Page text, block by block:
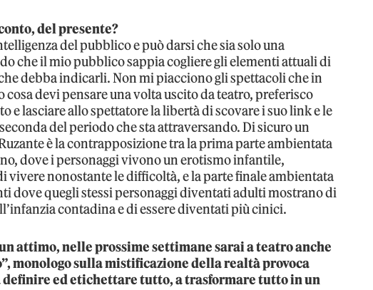
del presente?
del pubblico e può darsi che sia solo una
che il mio pubblico sappia cogliere gli elementi attuali di
debba indicarli. Non mi piacciono gli spettacoli che in
devi pensare una volta uscito da teatro, preferisco
e lasciare allo spettatore la libertà di scovare i suo link e le
del periodo che sta attraversando. Di sicuro un
è la contrapposizione tra la prima parte ambientata
dove i personaggi vivono un erotismo infantile,
vivere nonostante le difficoltà, e la parte finale ambientata
dove quegli stessi personaggi diventati adulti mostrano di
contadina e di essere diventati più cinici.
attimo, nelle prossime settimane sarai a teatro anche
monologo sulla mistificazione della realtà provoca
definire ed etichettare tutto, a trasformare tutto in un